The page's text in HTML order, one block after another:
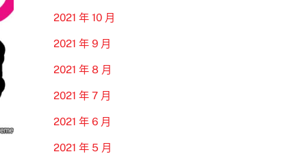
2021 年 10 月
2021 年 9 月
2021 年 8 月
2021 年 7 月
2021 年 6 月
2021 年 5 月